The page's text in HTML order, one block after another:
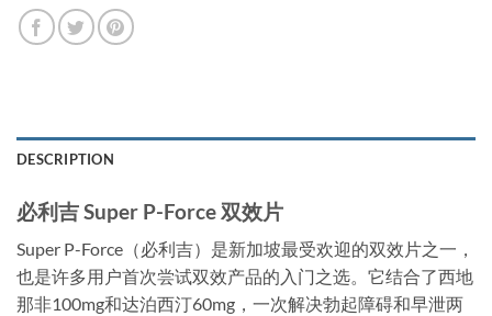
DESCRIPTION
必利吉 Super P-Force 双效片
Super P-Force（必利吉）是新加坡最受欢迎的双效片之一，
也是许多用户首次尝试双效产品的入门之选。它结合了西地
那非100mg和达泊西汀60mg，一次解决勃起障碍和早泄两